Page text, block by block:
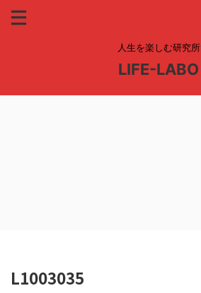
人生を楽しむ研究所
LIFE-LABO
L1003035